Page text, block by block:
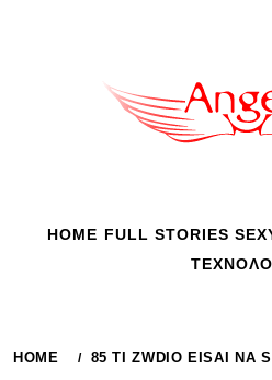
HOME FULL STORIES
HOME 85 TI ZWDIO EISAI NA